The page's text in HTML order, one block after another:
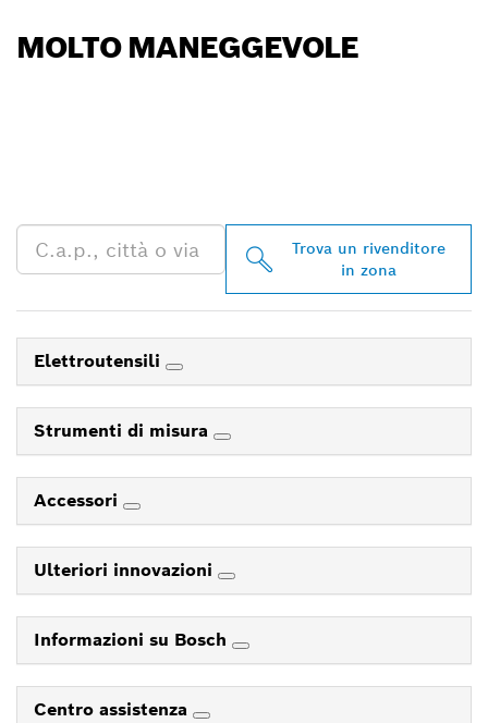
MOLTO MANEGGEVOLE
Trova un rivenditore
in zona
Elettroutensili
Strumenti di misura
Accessori
Ulteriori innovazioni
Informazioni su Bosch
Centro assistenza